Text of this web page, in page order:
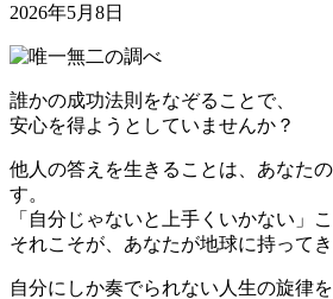
2026年5月8日
誰かの成功法則をなぞることで、
安心を得ようとしていませんか？
他人の答えを生きることは、あなた
す。
「自分じゃないと上手くいかない」こ
それこそが、あなたが地球に持ってき
自分にしか奏でられない人生の旋律